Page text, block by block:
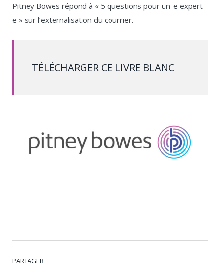
Pitney Bowes répond à « 5 questions pour un-e expert-
e » sur l’externalisation du courrier.
TÉLÉCHARGER CE LIVRE BLANC
PARTAGER